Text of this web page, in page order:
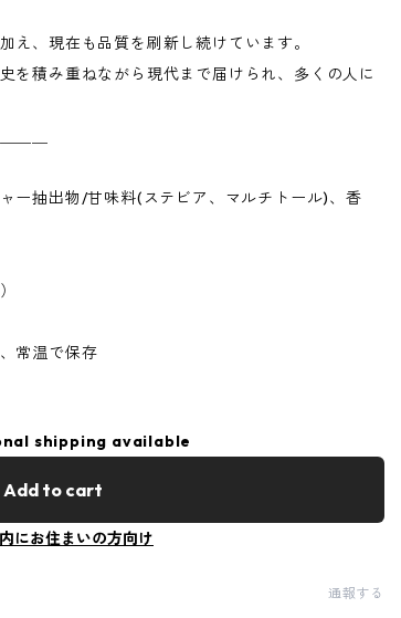
え、現在も品質を刷新し続けています。
を積み重ねながら現代まで届けられ、多くの人に
ー抽出物/甘味料(ステビア、マルチトール)、香
常温で保存
shipping available
Add to cart
にお住まいの方向け
通報する